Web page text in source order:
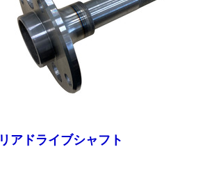
リアドライブシャフト